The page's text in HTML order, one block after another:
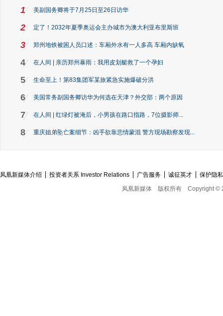
1 美副国务卿将于7月25日至26日访华
2 定了！2032年夏季奥运会主办城市为澳大利亚布里斯班
3 郑州地铁被困人员口述：车厢外水有一人多高 车厢内缺氧
4 在人间 | 亲历郑州暴雨：我用皮划艇救了一个孕妇
5 生命至上！第83集团军某旅紧急实施爆破分洪
6 美国常务副国务卿访华为何选在天津？外交部：两个原因
7 在人间 | 红绿灯被淹后，小男孩在路口指路，7位摄影师...
8 重庆姐弟坠亡案细节：凶手欲靠悲情蒙混 警方现场勘察发现...
凤凰新媒体介绍 投资者关系 Investor Relations 广告服务 诚征英才
保护隐
凤凰新媒体
版权所有 Copyright ©